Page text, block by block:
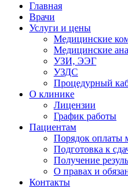
Главная
Врачи
Услуги и цены
Медицинские
Медицинские
УЗИ, ЭЭГ
УЗДС
Процедурный
О клинике
Лицензии
График работы
Пациентам
Порядок оплаты
Подготовка к
Получение
О правах и
Контакты